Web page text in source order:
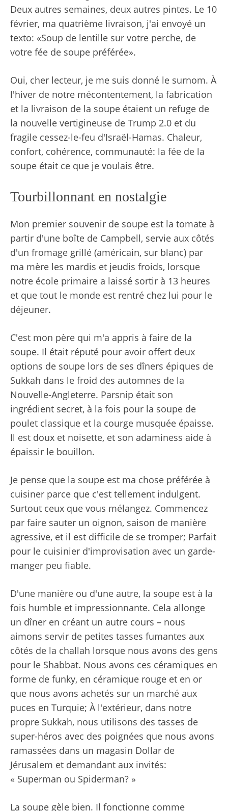
Deux autres semaines, deux autres pintes. Le 10
février, ma quatrième livraison, j'ai envoyé un
texto: «Soup de lentille sur votre perche, de
votre fée de soupe préférée».
Oui, cher lecteur, je me suis donné le surnom. À
l'hiver de notre mécontentement, la fabrication
et la livraison de la soupe étaient un refuge de
la nouvelle vertigineuse de Trump 2.0 et du
fragile cessez-le-feu d'Israël-Hamas. Chaleur,
confort, cohérence, communauté: la fée de la
soupe était ce que je voulais être.
Tourbillonnant en nostalgie
Mon premier souvenir de soupe est la tomate à
partir d'une boîte de Campbell, servie aux côtés
d'un fromage grillé (américain, sur blanc) par
ma mère les mardis et jeudis froids, lorsque
notre école primaire a laissé sortir à 13 heures
et que tout le monde est rentré chez lui pour le
déjeuner.
C'est mon père qui m'a appris à faire de la
soupe. Il était réputé pour avoir offert deux
options de soupe lors de ses dîners épiques de
Sukkah dans le froid des automnes de la
Nouvelle-Angleterre. Parsnip était son
ingrédient secret, à la fois pour la soupe de
poulet classique et la courge musquée épaisse.
Il est doux et noisette, et son adaminess aide à
épaissir le bouillon.
Je pense que la soupe est ma chose préférée à
cuisiner parce que c'est tellement indulgent.
Surtout ceux que vous mélangez. Commencez
par faire sauter un oignon, saison de manière
agressive, et il est difficile de se tromper; Parfait
pour le cuisinier d'improvisation avec un garde-
manger peu fiable.
D'une manière ou d'une autre, la soupe est à la
fois humble et impressionnante. Cela allonge
un dîner en créant un autre cours – nous
aimons servir de petites tasses fumantes aux
côtés de la challah lorsque nous avons des gens
pour le Shabbat. Nous avons ces céramiques en
forme de funky, en céramique rouge et en or
que nous avons achetés sur un marché aux
puces en Turquie; À l'extérieur, dans notre
propre Sukkah, nous utilisons des tasses de
super-héros avec des poignées que nous avons
ramassées dans un magasin Dollar de
Jérusalem et demandant aux invités:
« Superman ou Spiderman? »
La soupe gèle bien. Il fonctionne comme